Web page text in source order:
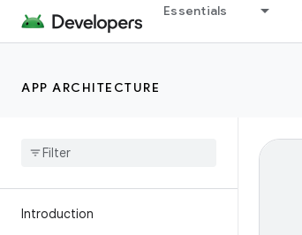
Essentials
APP ARCHITECTURE
Introduction